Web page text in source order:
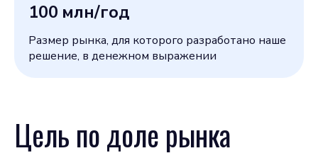
100 млн/год
Размер рынка, для которого разработано наше
решение, в денежном выражении
Цель по доле рынка